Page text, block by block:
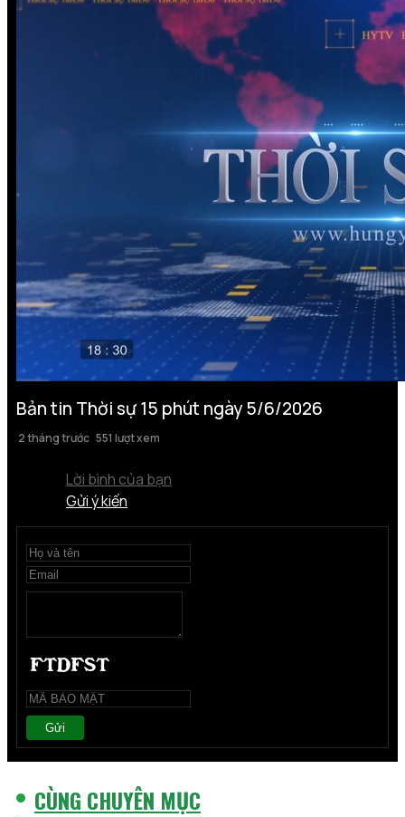
Bản tin Thời sự 15 phút ngày 5/6/2026
2 tháng trước 551 lượt xem
Lời bình của bạn
Gửi ý kiến
Gửi
CÙNG CHUYÊN MỤC